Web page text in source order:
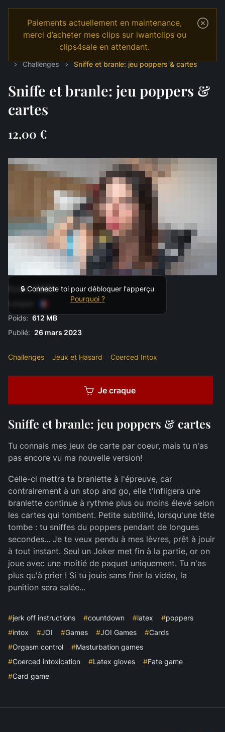
Paiements actuellement en maintenance,
merci d’acheter mes clips sur iwantclips ou
clips4sale en attendant.
Challenges
Sniffe et branle: jeu poppers & cartes
Sniffe et branle: jeu poppers &
cartes
12,00 €
🔒 Connecte toi pour débloquer l'apperçu
Pourquoi ?
Durée: 10:09
Langue:
Poids: 612 MB
Publié: 26 mars 2023
Challenges Jeux et Hasard Coerced Intox
Je craque
Sniffe et branle: jeu poppers & cartes
Tu connais mes jeux de carte par coeur, mais tu n'as
pas encore vu ma nouvelle version!
Celle-ci mettra ta branlette à l'épreuve, car
contrairement à un stop and go, elle t'infligera une
branlette continue à rythme plus ou moins élevé selon
les cartes qui tombent. Petite subtilité, lorsqu'une tête
tombe : tu sniffes du poppers pendant de longues
secondes... Je te veux pendu à mes lèvres, prêt à jouir
à tout instant. Seul un Joker met fin à la partie, or on
joue avec une moitié de paquet uniquement. Tu n'as
plus qu'à prier ! Si tu jouis sans finir la vidéo, la
punition sera salée...
#jerk off instructions #countdown #latex #poppers
#intox #JOI #Games #JOI Games #Cards
#Orgasm control #Masturbation games
#Coerced intoxication #Latex gloves #Fate game
#Card game